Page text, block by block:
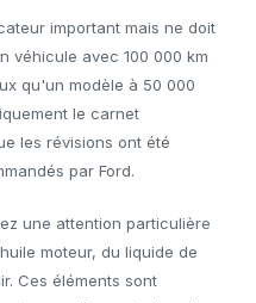
important mais ne doit
véhicule avec 100 000 km
qu'un modèle à 50 000
le carnet
les révisions ont été
par Ford.
une attention particulière
moteur, du liquide de
Ces éléments sont